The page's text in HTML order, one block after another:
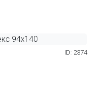
ID: 2374